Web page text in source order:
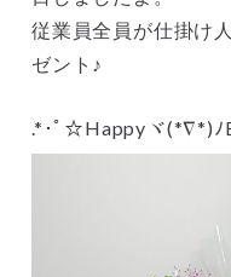
従業員全員が仕掛け
ゼント♪
.*･ﾟ☆Happyヾ(*∇*)ﾉ